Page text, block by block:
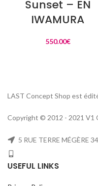
Sunset – EN
IWAMURA
550.00€
LAST Concept Shop est
Copyright © 2012 - 2021 V1
5 RUE TERRE MÉGÈRE
USEFUL LINKS